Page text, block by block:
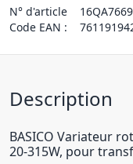
N° d'article
16QA7669
Code EAN :
Description
BASICO Variateur
20-315W, pour